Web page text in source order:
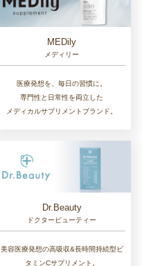
MEDily
メディリー
医療発想を、毎日の習慣に。
専門性と日常性を両立した
メディカルサプリメントブランド。
Dr.Beauty
ドクタービューティー
美容医療発想の高吸収&長時間持続型ビ
タミンCサプリメント。